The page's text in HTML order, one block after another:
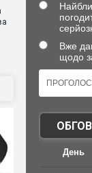
Вже
щодо
День